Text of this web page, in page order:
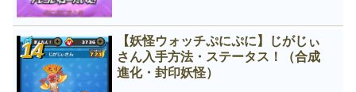
【妖怪ウォッチぷにぷに】じがじぃ
さん入手方法・ステータス！（合成
進化・封印妖怪）